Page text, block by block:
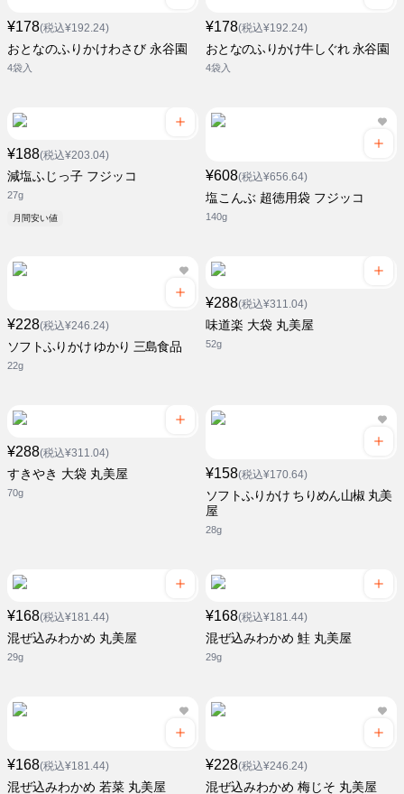
¥178(税込¥192.24)
おとなのふりかけわさび 永谷園
4袋入
¥178(税込¥192.24)
おとなのふりかけ牛しぐれ 永谷園
4袋入
¥188(税込¥203.04)
減塩ふじっ子 フジッコ
27g
月間安い値
¥608(税込¥656.64)
塩こんぶ 超徳用袋 フジッコ
140g
¥228(税込¥246.24)
ソフトふりかけ ゆかり 三島食品
22g
¥288(税込¥311.04)
味道楽 大袋 丸美屋
52g
¥288(税込¥311.04)
すきやき 大袋 丸美屋
70g
¥158(税込¥170.64)
ソフトふりかけ ちりめん山椒 丸美
屋
28g
¥168(税込¥181.44)
混ぜ込みわかめ 丸美屋
29g
¥168(税込¥181.44)
混ぜ込みわかめ 鮭 丸美屋
29g
¥168(税込¥181.44)
混ぜ込みわかめ 若菜 丸美屋
¥228(税込¥246.24)
混ぜ込みわかめ 梅じそ 丸美屋